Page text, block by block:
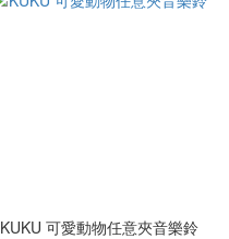
KUKU 可愛動物任意夾音樂鈴